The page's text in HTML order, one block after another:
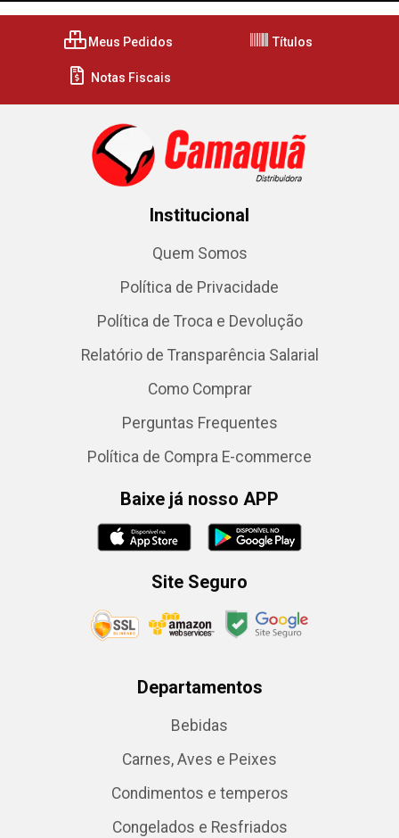
Meus Pedidos Títulos
Notas Fiscais
Institucional
Quem Somos
Política de Privacidade
Política de Troca e Devolução
Relatório de Transparência Salarial
Como Comprar
Perguntas Frequentes
Política de Compra E-commerce
Baixe já nosso APP
Site Seguro
Departamentos
Bebidas
Carnes, Aves e Peixes
Condimentos e temperos
Congelados e Resfriados